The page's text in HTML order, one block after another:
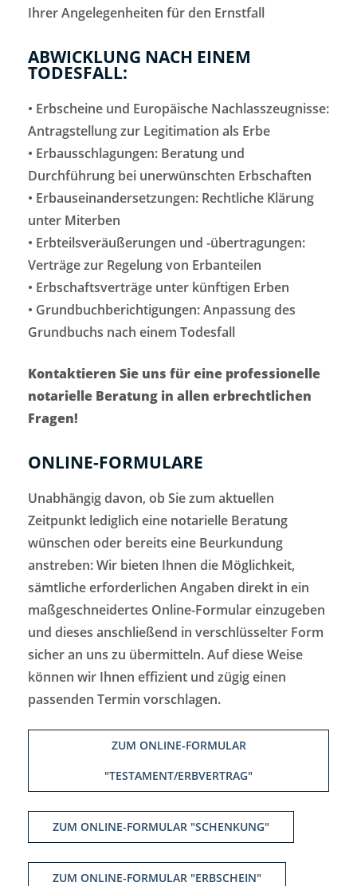
Ihrer Angelegenheiten für den Ernstfall
ABWICKLUNG NACH EINEM
TODESFALL:
• Erbscheine und Europäische Nachlasszeugnisse:
Antragstellung zur Legitimation als Erbe
• Erbausschlagungen: Beratung und
Durchführung bei unerwünschten Erbschaften
• Erbauseinandersetzungen: Rechtliche Klärung
unter Miterben
• Erbteilsveräußerungen und -übertragungen:
Verträge zur Regelung von Erbanteilen
• Erbschaftsverträge unter künftigen Erben
• Grundbuchberichtigungen: Anpassung des
Grundbuchs nach einem Todesfall
Kontaktieren Sie uns für eine professionelle
notarielle Beratung in allen erbrechtlichen
Fragen!
ONLINE-FORMULARE
Unabhängig davon, ob Sie zum aktuellen
Zeitpunkt lediglich eine notarielle Beratung
wünschen oder bereits eine Beurkundung
anstreben: Wir bieten Ihnen die Möglichkeit,
sämtliche erforderlichen Angaben direkt in ein
maßgeschneidertes Online-Formular einzugeben
und dieses anschließend in verschlüsselter Form
sicher an uns zu übermitteln. Auf diese Weise
können wir Ihnen effizient und zügig einen
passenden Termin vorschlagen.
ZUM ONLINE-FORMULAR
"TESTAMENT/ERBVERTRAG"
ZUM ONLINE-FORMULAR "SCHENKUNG"
ZUM ONLINE-FORMULAR "ERBSCHEIN"